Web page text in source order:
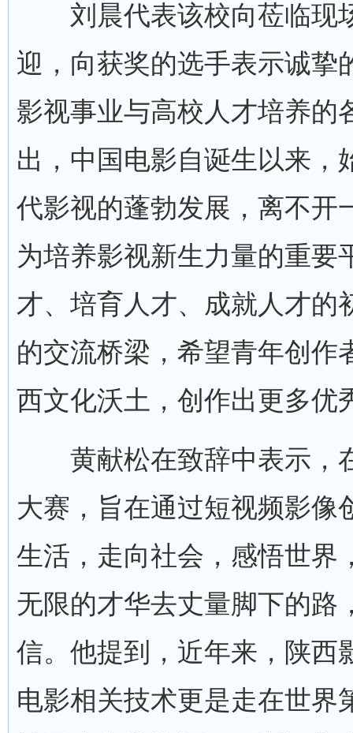
刘晨代表该校向莅临现
迎，向获奖的选手表示诚挚
影视事业与高校人才培养的
出，中国电影自诞生以来，
代影视的蓬勃发展，离不开
为培养影视新生力量的重要
才、培育人才、成就人才的
的交流桥梁，希望青年创作
西文化沃土，创作出更多优
黄献松在致辞中表示，
大赛，旨在通过短视频影像
生活，走向社会，感悟世界
无限的才华去丈量脚下的路
信。他提到，近年来，陕西
电影相关技术更是走在世界